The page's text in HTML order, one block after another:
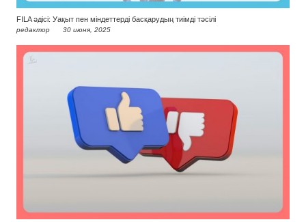
FILA әдісі: Уақыт пен міндеттерді басқарудың тиімді тәсілі
редактор 30 июня, 2025